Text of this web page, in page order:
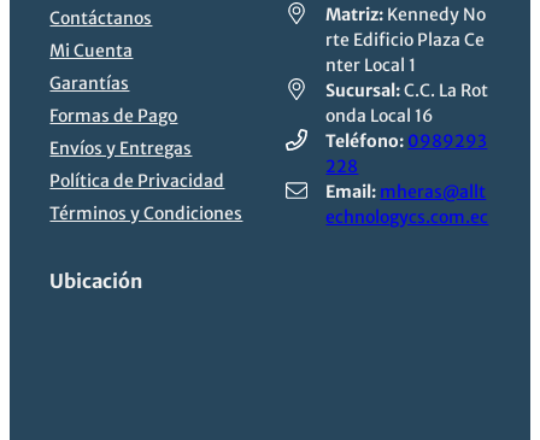
Contáctanos
Mi Cuenta
Garantías
Formas de Pago
Envíos y Entregas
Política de Privacidad
Términos y Condiciones
Matriz: Kennedy No
rte Edificio Plaza Ce
nter Local 1
Sucursal:C.C. La Rot
onda Local 16
Teléfono: 0989293
228
Email: mheras@allt
echnologycs.com.ec
Ubicación